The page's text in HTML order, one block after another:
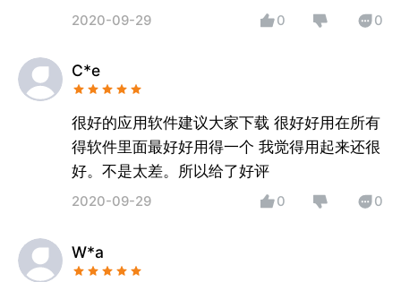
软件。推荐一下
2020-09-29 0 0
C*e
很好的应用软件建议大家下载 很好好用在所有
得软件里面最好好用得一个 我觉得用起来还很
好。不是太差。所以给了好评
2020-09-29 0 0
W*a